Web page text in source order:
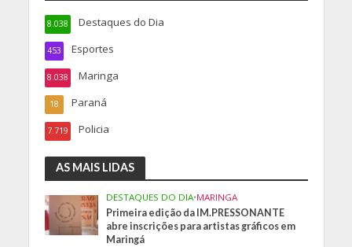
Destaques do Dia
8.038
Esportes
453
Maringa
8.038
Paraná
18
Policia
7.719
AS MAIS LIDAS
DESTAQUES DO DIA•MARINGA
Primeira edição da IM.PRESSONANTE
abre inscrições para artistas gráficos em
Maringá